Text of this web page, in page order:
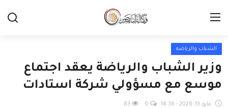
الشباب والرياضه
وزير الشباب والرياضة يعقد اجتماع
موسع مع مسؤولي شركة استادات
مايو 13, 2026 - 14:38